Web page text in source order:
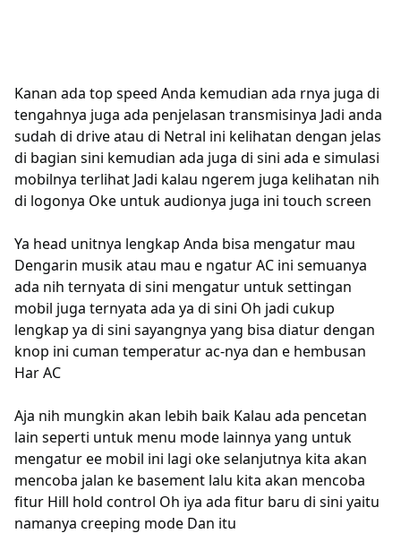
Kanan ada top speed Anda kemudian ada rnya juga di
tengahnya juga ada penjelasan transmisinya Jadi anda
sudah di drive atau di Netral ini kelihatan dengan jelas
di bagian sini kemudian ada juga di sini ada e simulasi
mobilnya terlihat Jadi kalau ngerem juga kelihatan nih
di logonya Oke untuk audionya juga ini touch screen
Ya head unitnya lengkap Anda bisa mengatur mau
Dengarin musik atau mau e ngatur AC ini semuanya
ada nih ternyata di sini mengatur untuk settingan
mobil juga ternyata ada ya di sini Oh jadi cukup
lengkap ya di sini sayangnya yang bisa diatur dengan
knop ini cuman temperatur ac-nya dan e hembusan
Har AC
Aja nih mungkin akan lebih baik Kalau ada pencetan
lain seperti untuk menu mode lainnya yang untuk
mengatur ee mobil ini lagi oke selanjutnya kita akan
mencoba jalan ke basement lalu kita akan mencoba
fitur Hill hold control Oh iya ada fitur baru di sini yaitu
namanya creeping mode Dan itu